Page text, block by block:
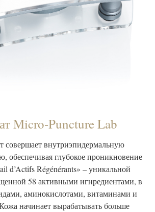
Micro-Puncture Lab
совершает внутриэпидермальную
обеспечивая глубокое проникновение
d’Actifs Régénérants» – уникальной
58 активными игнредиентами, в
аминокислотами, витаминами и
начинает вырабатывать больше